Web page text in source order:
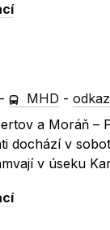
- MHD -
a Moráň –
dochází v
v úseku